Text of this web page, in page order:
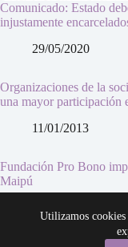
Utilizamos
Comunicado: Estado
injustamente
29/05/2020
Organizaciones de la
una mayor participación
11/01/2013
Fundación Pro Bono
Maipú